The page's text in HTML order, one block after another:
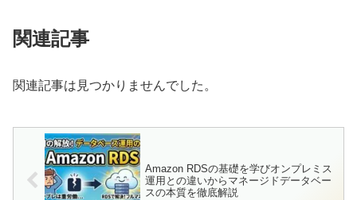
関連記事
関連記事は見つかりませんでした。
Amazon RDSの基礎を学びオンプレミス
運用との違いからマネージドデータベー
スの本質を徹底解説